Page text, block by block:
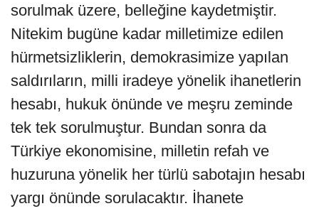
sorulmak üzere, belleğine kaydetmiştir.
Nitekim bugüne kadar milletimize edilen
hürmetsizliklerin, demokrasimize yapılan
saldırıların, milli iradeye yönelik ihanetlerin
hesabı, hukuk önünde ve meşru zeminde
tek tek sorulmuştur. Bundan sonra da
Türkiye ekonomisine, milletin refah ve
huzuruna yönelik her türlü sabotajın hesabı
yargı önünde sorulacaktır. İhanete